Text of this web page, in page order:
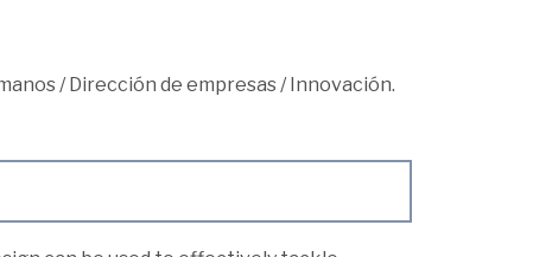
/Dirección de empresas/Innovación.